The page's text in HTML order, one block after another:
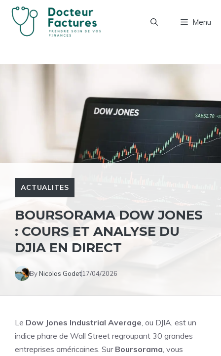
Aller
contenu
Menu
ACTUALITES
BOURSORAMA DOW JONES
: COURS ET ANALYSE DU
DJIA EN DIRECT
ByNicolas Godet17/04/2026
Le Dow Jones Industrial Average, ou DJIA, est un
indice phare de Wall Street regroupant 30 grandes
entreprises américaines. Sur Boursorama, vous